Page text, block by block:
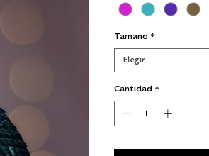
Tamano *
Elegir
Cantidad *